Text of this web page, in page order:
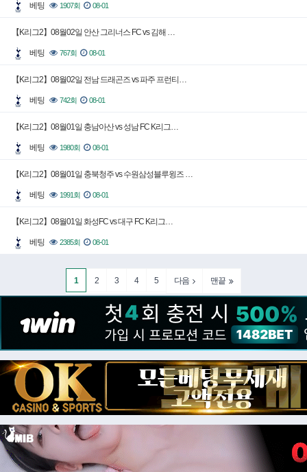
베팅 1907회 08-01
【K리그2】08월02일 안산 그리너스 FC vs 김해 …
베팅 767회 08-01
【K리그2】08월02일 전남 드래곤즈 vs 파주 프런티…
베팅 742회 08-01
【K리그2】08월01일 충남아산 vs 성남 FC K리그…
베팅 1980회 08-01
【K리그2】08월01일 충북청주 vs 수원삼성블루윙즈 …
베팅 1991회 08-01
【K리그2】08월01일 화성FC vs 대구 FC K리그…
베팅 2385회 08-01
1 2 3 4 5 다음 맨끝